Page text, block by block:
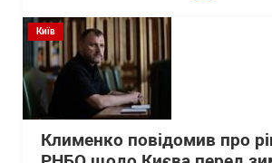
Київ
Клименко повідомив про